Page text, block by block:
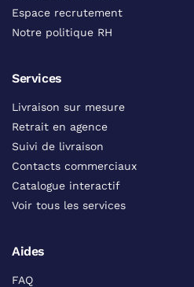
Espace recrutement
Notre politique RH
Services
Livraison sur mesure
Retrait en agence
Suivi de livraison
Contacts commerciaux
Catalogue interactif
Voir tous les services
Aides
FAQ